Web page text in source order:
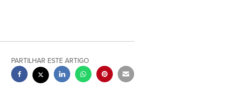
PARTILHAR ESTE ARTIGO